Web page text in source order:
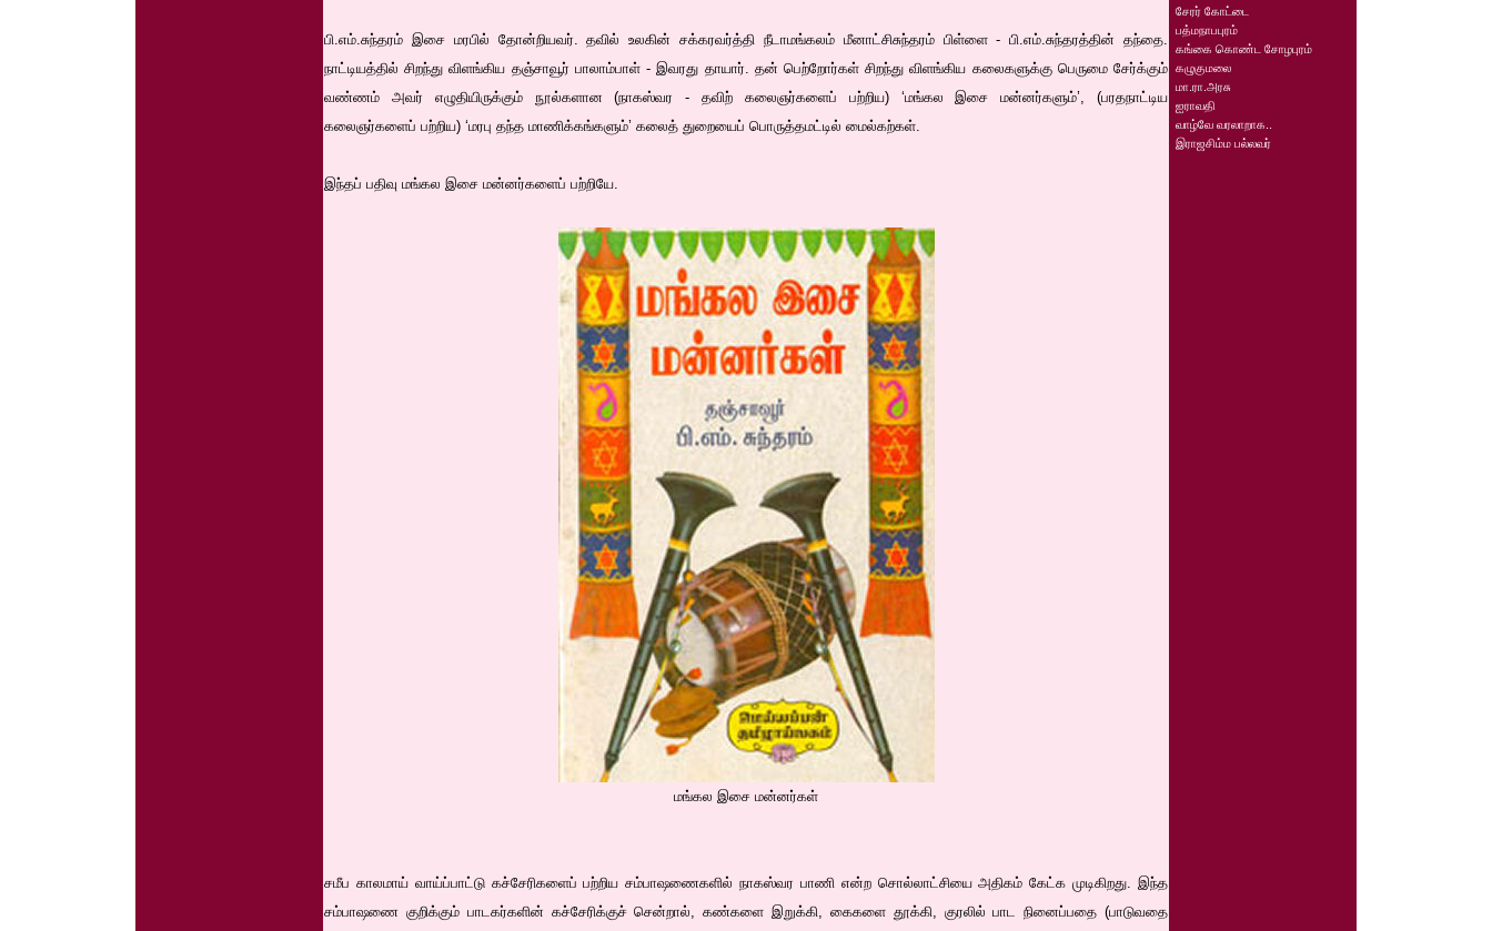
பி.எம்.சுந்தரம் இசை மரபில் தோன்றியவர். தவில் உலகின் சக்கரவர்த்தி நீடாமங்கலம் மீனாட்சிசுந்தரம் பிள்ளை - பி.எம்.சுந்தரத்தின் தந்தை.
நாட்டியத்தில் சிறந்து விளங்கிய தஞ்சாவூர் பாலாம்பாள் - இவரது தாயார். தன் பெற்றோர்கள் சிறந்து விளங்கிய கலைகளுக்கு பெருமை சேர்க்கும்
வண்ணம் அவர் எழுதியிருக்கும் நூல்களான (நாகஸ்வர - தவிற் கலைஞர்களைப் பற்றிய) ‘மங்கல இசை மன்னர்களும்’, (பரதநாட்டிய
கலைஞர்களைப் பற்றிய) ‘மரபு தந்த மாணிக்கங்களும்’ கலைத் துறையைப் பொருத்தமட்டில் மைல்கற்கள்.
இந்தப் பதிவு மங்கல இசை மன்னர்களைப் பற்றியே.
மங்கல இசை மன்னர்கள்
சமீப காலமாய் வாய்ப்பாட்டு கச்சேரிகளைப் பற்றிய சம்பாஷணைகளில் நாகஸ்வர பாணி என்ற சொல்லாட்சியை அதிகம் கேட்க முடிகிறது. இந்த
சம்பாஷணை குறிக்கும் பாடகர்களின் கச்சேரிக்குச் சென்றால், கண்களை இறுக்கி, கைகளை தூக்கி, குரலில் பாட நினைப்பதை (பாடுவதை
சேரர் கோட்டை
பத்மநாபபுரம்
கங்கை கொண்ட சோழபுரம்
கழுகுமலை
மா.ரா.அரசு
ஐராவதி
வாழ்வே வரலாறாக..
இராஜசிம்ம பல்லவர்